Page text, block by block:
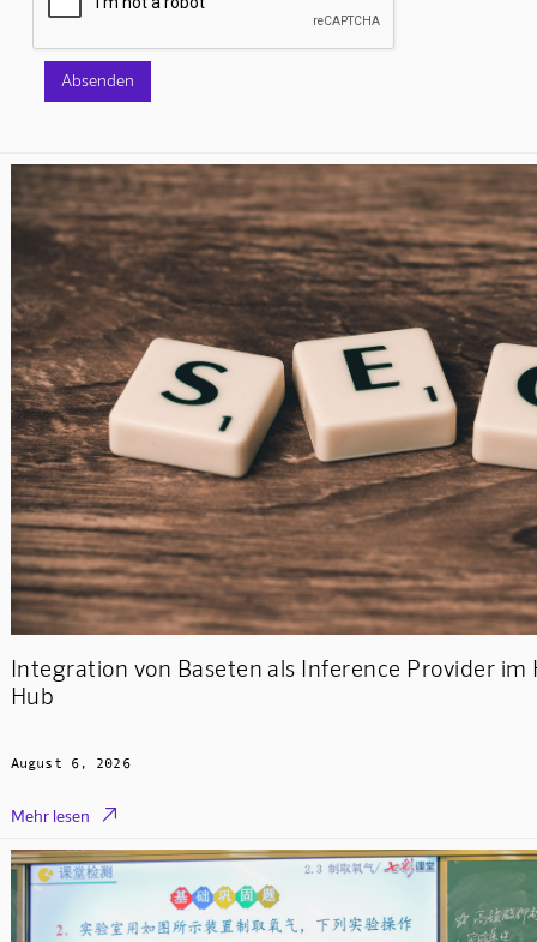
Integration von Baseten als Inference Provider im
Hub
August 6, 2026
Mehr lesen 